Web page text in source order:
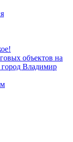
объектов на
город Владимир